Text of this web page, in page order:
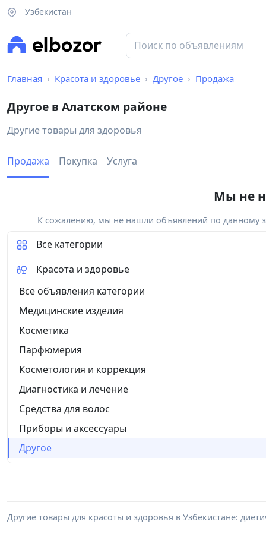
Узбекистан
Главная Красота и здоровье Другое Продажа
Другое в Алатском районе
Другие товары для здоровья
Продажа Покупка Услуга
Мы не
К сожалению, мы не нашли объявлений по данному
Все категории
Красота и здоровье
Все объявления категории
Медицинские изделия
Косметика
Парфюмерия
Косметология и коррекция
Диагностика и лечение
Средства для волос
Приборы и аксессуары
Другое
Другие товары для красоты и здоровья в Узбекистане: